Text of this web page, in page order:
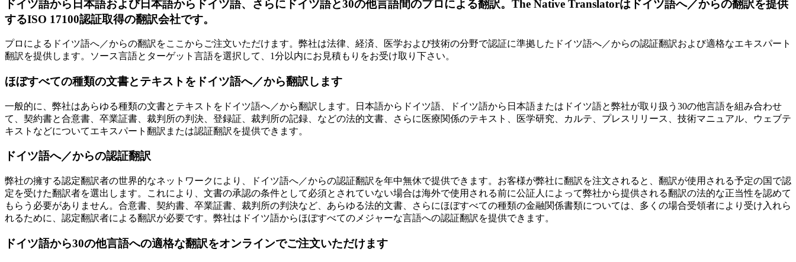
ドイツ語から 日本語および日本語からドイツ語、さらにドイツ語と30の他言語間のプロによる翻訳。 The Native Translatorはドイツ語へ／からの翻訳を提供
するISO 17100認証取得の翻訳会社です。
プロによるドイツ語へ／からの翻訳をここからご注文いただけます。弊社は法律、経済、医学および技術の分野で認証に準拠したドイツ語へ／からの認証翻訳および適格なエキスパート
翻訳を提供します。ソース言語とターゲット言語を選択して、1分以内にお見積もりをお受け取り下さい。
ほぼすべての種類の文書とテキストをドイツ語へ／から翻訳します
一般的に、弊社はあらゆる種類の文書とテキストをドイツ語へ／から翻訳します。日本語からドイツ語、ドイツ語から日本語またはドイツ語と弊社が取り扱う30の他言語を組み合わせ
て、契約書と合意書、卒業証書、裁判所の判決、登録証、裁判所の記録、などの法的文書、さらに医療関係のテキスト、医学研究、カルテ、プレスリリース、技術マニュアル、ウェブテ
キストなどについてエキスパート翻訳または認証翻訳を提供できます。
ドイツ語へ／からの認証翻訳
弊社の擁する認定翻訳者の世界的なネットワークにより、ドイツ語へ／からの認証翻訳を年中無休で提供できます。お客様が弊社に翻訳を注文されると、翻訳が使用される予定の国で認
定を受けた翻訳者を選出します。これにより、文書の承認の条件として必須とされていない場合は海外で使用される前に公証人によって弊社から提供される翻訳の法的な正当性を認めて
もらう必要がありません。合意書、契約書、卒業証書、裁判所の判決など、あらゆる法的文書、さらにほぼすべての種類の金融関係書類については、多くの場合受領者により受け入れら
れるために、認定翻訳者による翻訳が必要です。弊社はドイツ語からほぼすべてのメジャーな言語への認証翻訳を提供できます。
ドイツ語から30の他言語への適格な翻訳をオンラインでご注文いただけます